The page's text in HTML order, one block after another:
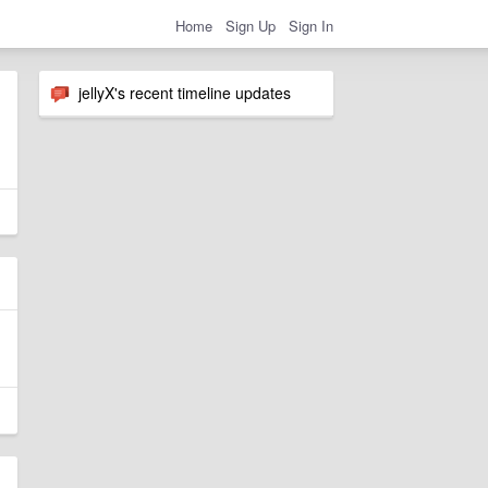
Home Sign Up Sign In
jellyX's recent timeline updates